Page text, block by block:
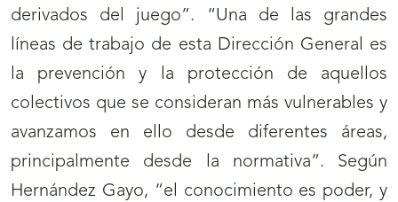
derivados del juego”. “Una de las grandes
líneas de trabajo de esta Dirección General es
la prevención y la protección de aquellos
colectivos que se consideran más vulnerables y
avanzamos en ello desde diferentes áreas,
principalmente desde la normativa”. Según
Hernández Gayo, “el conocimiento es poder, y